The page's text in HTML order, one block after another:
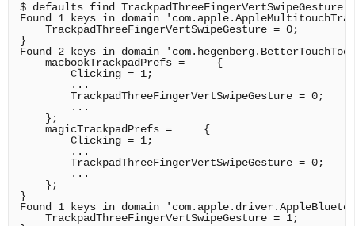
$ defaults find TrackpadThreeFingerVertSwipeGesture
Found 1 keys in domain
    TrackpadThreeFingerVertSwipeGesture = 0;
}
Found 2 keys in domain
    macbookTrackpadPrefs =     {
        Clicking = 1;
        ...
        TrackpadThreeFingerVertSwipeGesture = 0;
        ...
    };
    magicTrackpadPrefs =     {
        Clicking = 1;
        ...
        TrackpadThreeFingerVertSwipeGesture = 0;
        ...
    };
}
Found 1 keys in domain
    TrackpadThreeFingerVertSwipeGesture = 1;